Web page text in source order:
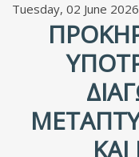
Tuesday, 02 June